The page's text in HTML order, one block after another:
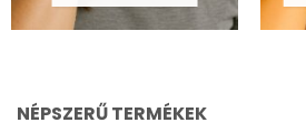
NÉPSZERŰ TERMÉKEK